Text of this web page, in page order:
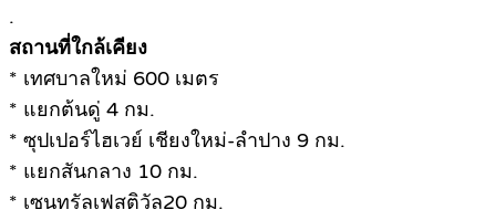
.
สถานที่ใกล้เคียง
* เทศบาลใหม่ 600 เมตร
* แยกต้นดู่ 4 กม.
* ซุปเปอร์ไฮเวย์ เชียงใหม่-ลำปาง 9 กม.
* แยกสันกลาง 10 กม.
* เซนทรัลเฟสติวัล20 กม.